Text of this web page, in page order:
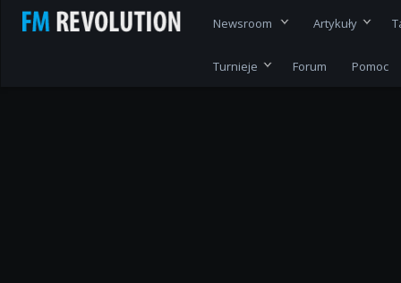
Newsroom Artykuły
Turnieje Forum Pomoc